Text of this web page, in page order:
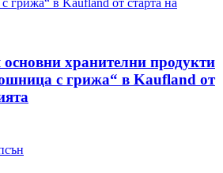
хранителни продукти
с грижа“ в Kaufland от